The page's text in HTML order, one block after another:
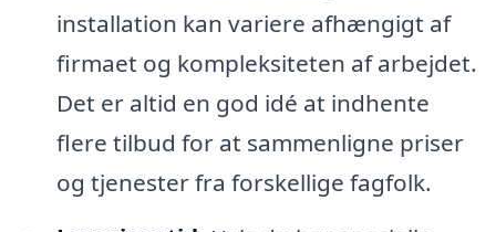
installation kan variere afhængigt af
firmaet og kompleksiteten af arbejdet.
Det er altid en god idé at indhente
flere tilbud for at sammenligne priser
og tjenester fra forskellige fagfolk.